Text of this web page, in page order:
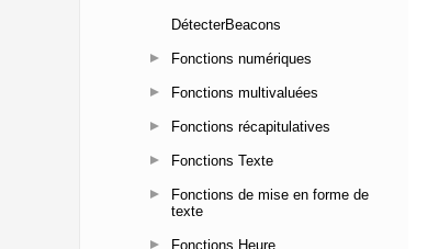
DétecterBeacons
Fonctions numériques
Fonctions multivaluées
Fonctions récapitulatives
Fonctions Texte
Fonctions de mise en forme de
texte
Fonctions Heure